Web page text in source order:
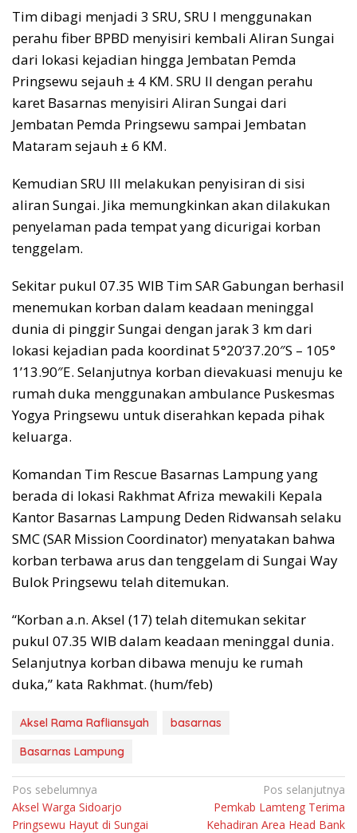
Tim dibagi menjadi 3 SRU, SRU I menggunakan
perahu fiber BPBD menyisiri kembali Aliran Sungai
dari lokasi kejadian hingga Jembatan Pemda
Pringsewu sejauh ± 4 KM. SRU II dengan perahu
karet Basarnas menyisiri Aliran Sungai dari
Jembatan Pemda Pringsewu sampai Jembatan
Mataram sejauh ± 6 KM.
Kemudian SRU III melakukan penyisiran di sisi
aliran Sungai. Jika memungkinkan akan dilakukan
penyelaman pada tempat yang dicurigai korban
tenggelam.
Sekitar pukul 07.35 WIB Tim SAR Gabungan berhasil
menemukan korban dalam keadaan meninggal
dunia di pinggir Sungai dengan jarak 3 km dari
lokasi kejadian pada koordinat 5°20’37.20″S – 105°
1’13.90″E. Selanjutnya korban dievakuasi menuju ke
rumah duka menggunakan ambulance Puskesmas
Yogya Pringsewu untuk diserahkan kepada pihak
keluarga.
Komandan Tim Rescue Basarnas Lampung yang
berada di lokasi Rakhmat Afriza mewakili Kepala
Kantor Basarnas Lampung Deden Ridwansah selaku
SMC (SAR Mission Coordinator) menyatakan bahwa
korban terbawa arus dan tenggelam di Sungai Way
Bulok Pringsewu telah ditemukan.
“Korban a.n. Aksel (17) telah ditemukan sekitar
pukul 07.35 WIB dalam keadaan meninggal dunia.
Selanjutnya korban dibawa menuju ke rumah
duka,” kata Rakhmat. (hum/feb)
Aksel Rama Rafliansyah
basarnas
Basarnas Lampung
Navigasi
pos
Pos sebelumnya
Aksel Warga Sidoarjo
Pringsewu Hayut di Sungai
Pos selanjutnya
Pemkab Lamteng Terima
Kehadiran Area Head Bank